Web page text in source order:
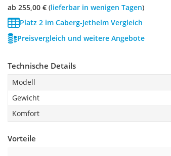
ab 255,00 €( Lieferbar in wenigen Tagen)
Platz 2 im Caberg-Jethelm Vergleich
Preisvergleich und weitere Angebote
Technische Details
Modell
Gewicht
Komfort
Vorteile